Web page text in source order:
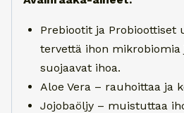
Prebiootit ja Probioottiset
tervettä ihon mikrobiomia
suojaavat ihoa.
Aloe Vera – rauhoittaa ja
Jojobaöljy – muistuttaa